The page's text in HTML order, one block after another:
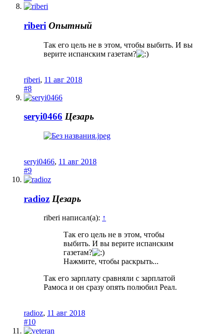
riberi Опытный
Так его цель не в этом, чтобы выбить. И вы
верите испанским газетам?
riberi, 11 авг 2018
#8
seryi0466 Цезарь
seryi0466, 11 авг 2018
#9
radioz Цезарь
riberi написал(а): ↑
Так его цель не в этом, чтобы
выбить. И вы верите испанским
газетам?
Нажмите, чтобы раскрыть...
Так его зарплату сравняли с зарплатой
Рамоса и он сразу опять полюбил Реал.
radioz, 11 авг 2018
#10